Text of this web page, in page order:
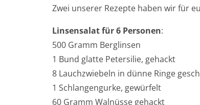
Zwei unserer Rezepte haben wir für
Linsensalat für 6 Personen:
500 Gramm Berglinsen
1 Bund glatte Petersilie, gehackt
8 Lauchzwiebeln in dünne Ringe
1 Schlangengurke, gewürfelt
60 Gramm Walnüsse gehackt